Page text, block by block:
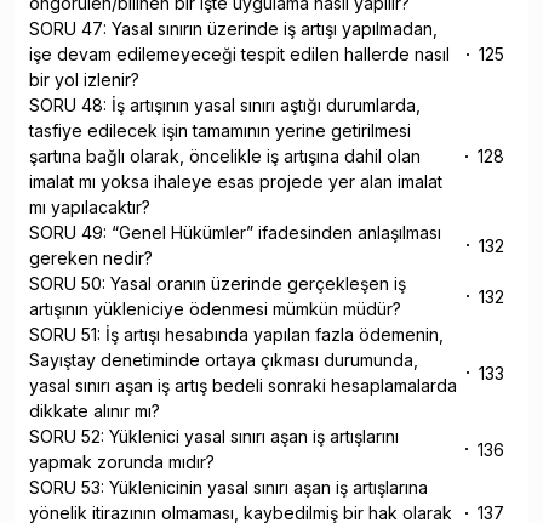
SORU 47: Yasal sınırın üzerinde iş artışı yapılmadan,
işe devam edilemeyeceği tespit edilen hallerde nasıl
bir yol izlenir?
125
SORU 48: İş artışının yasal sınırı aştığı durumlarda,
tasfiye edilecek işin tamamının yerine getirilmesi
şartına bağlı olarak, öncelikle iş artışına dahil olan
imalat mı yoksa ihaleye esas projede yer alan imalat
mı yapılacaktır?
128
SORU 49: “Genel Hükümler” ifadesinden anlaşılması
gereken nedir?
132
SORU 50: Yasal oranın üzerinde gerçekleşen iş
artışının yükleniciye ödenmesi mümkün müdür?
132
SORU 51: İş artışı hesabında yapılan fazla ödemenin,
Sayıştay denetiminde ortaya çıkması durumunda,
yasal sınırı aşan iş artış bedeli sonraki hesaplamalarda
dikkate alınır mı?
133
SORU 52: Yüklenici yasal sınırı aşan iş artışlarını
yapmak zorunda mıdır?
136
SORU 53: Yüklenicinin yasal sınırı aşan iş artışlarına
yönelik itirazının olmaması, kaybedilmiş bir hak olarak
137